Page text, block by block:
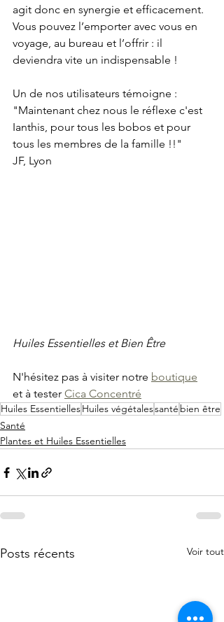
agit donc en synergie et efficacement.
Vous pouvez l’emporter avec vous en
voyage, au bureau et l’offrir : il
deviendra vite un indispensable !
Un de nos utilisateurs témoigne :
"Maintenant chez nous le réflexe c'est
Ianthis, pour tous les bobos et pour
tous les membres de la famille !!"
JF, Lyon
Huiles Essentielles et Bien Être
N'hésitez pas à visiter notre boutique
et à tester Cica Concentré
Huiles EssentiellesHuiles végétalessanté bien être
Santé
Plantes et Huiles Essentielles
Posts récents Voir tout